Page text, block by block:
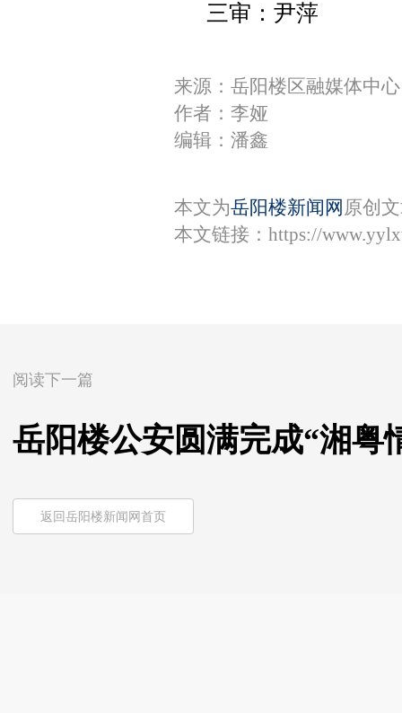
三审：尹萍
来源：岳阳楼区融媒体中心
作者：李娅
编辑：潘鑫
本文为岳阳楼新闻网 原创
本文链接： https://
阅读下一篇
岳阳楼公安圆满完成“湘粤
返回岳阳楼新闻网首页